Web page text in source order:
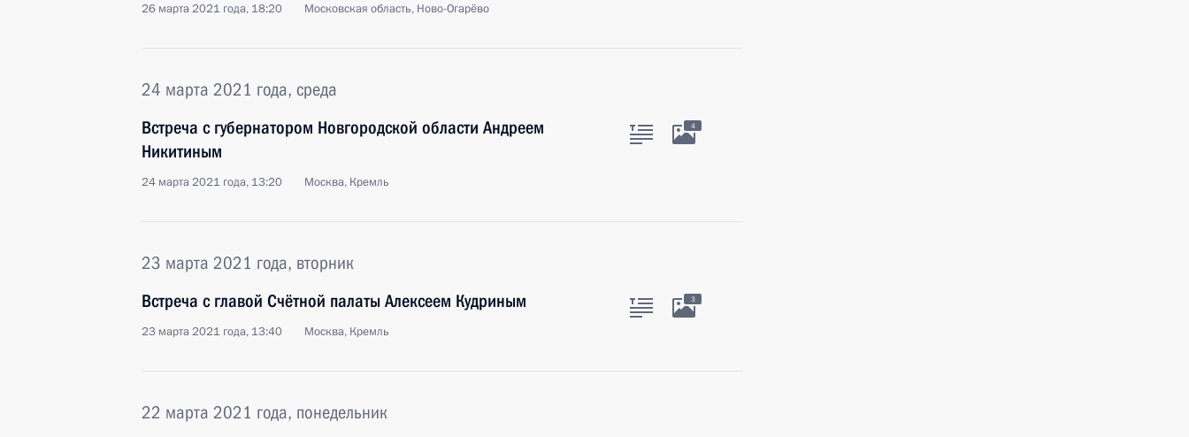
26 марта 2021 года, 18:20 Московская область, Ново-Огарёво
24 марта 2021 года, среда
Встреча с губернатором Новгородской области Андреем
Никитиным
24 марта 2021 года, 13:20 Москва, Кремль
4
23 марта 2021 года, вторник
Встреча с главой Счётной палаты Алексеем Кудриным
23 марта 2021 года, 13:40 Москва, Кремль
3
22 марта 2021 года, понедельник